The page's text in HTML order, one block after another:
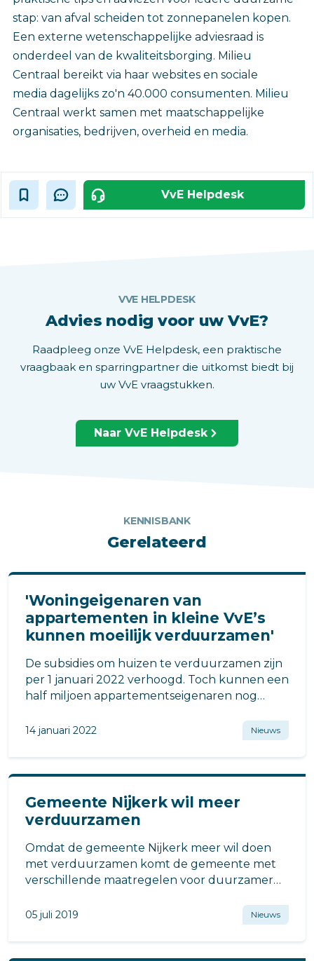
stap: van afval scheiden tot zonnepanelen kopen.
Een externe wetenschappelijke adviesraad is
onderdeel van de kwaliteitsborging. Milieu
Centraal bereikt via haar websites en sociale
media dagelijks zo'n 40.000 consumenten. Milieu
Centraal werkt samen met maatschappelijke
organisaties, bedrijven, overheid en media.
VvE Helpdesk
VVE HELPDESK
Advies nodig voor uw VvE?
Raadpleeg onze VvE Helpdesk, een praktische
vraagbaak en sparringpartner die uitkomst biedt bij
uw VvE vraagstukken.
Naar VvE Helpdesk
KENNISBANK
Gerelateerd
'Woningeigenaren van
appartementen in kleine VvE’s
kunnen moeilijk verduurzamen'
De subsidies om huizen te verduurzamen zijn
per 1 januari 2022 verhoogd. Toch kunnen een
half miljoen appartementseigenaren nog
energielabel.
14 januari 2022 Nieuws
Gemeente Nijkerk wil meer
verduurzamen
Omdat de gemeente Nijkerk meer wil doen
met verduurzamen komt de gemeente met
verschillende maatregelen voor duurzamer
05 juli 2019 Nieuws